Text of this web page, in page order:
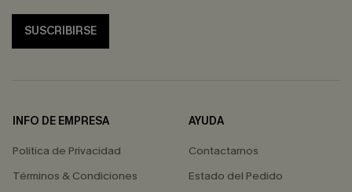
SUSCRIBIRSE
INFO DE EMPRESA
Política de Privacidad
Términos & Condiciones
AYUDA
Contactarnos
Estado del Pedido